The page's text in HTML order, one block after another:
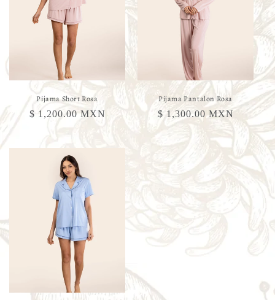
Pijama Short Rosa
Precio
habitual
$ 1,200.00 MXN
Pijama Pantalon Rosa
Precio
habitual
$ 1,300.00 MXN